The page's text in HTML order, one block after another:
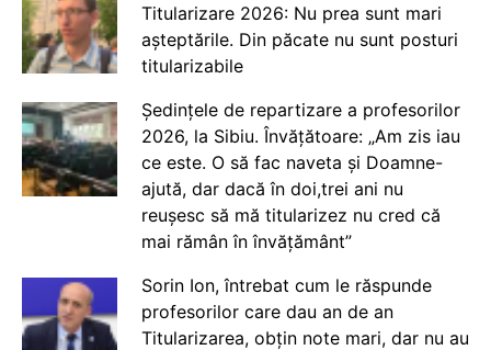
Titularizare 2026: Nu prea sunt mari
așteptările. Din păcate nu sunt posturi
titularizabile
Ședințele de repartizare a profesorilor
2026, la Sibiu. Învățătoare: „Am zis iau
ce este. O să fac naveta și Doamne-
ajută, dar dacă în doi,trei ani nu
reușesc să mă titularizez nu cred că
mai rămân în învățământ”
Sorin Ion, întrebat cum le răspunde
profesorilor care dau an de an
Titularizarea, obțin note mari, dar nu au